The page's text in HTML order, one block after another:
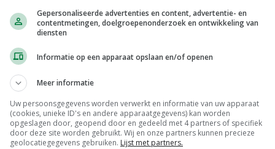
afgedwongen. Het gaat nu in Nederland
van veel banen in en rond de veehouderij kon
het volgende urgente probleem worden', stelt de
Gepersonaliseerde advertenties en content, advertentie- en
contentmetingen, doelgroepenonderzoek en ontwikkeling van
diensten
Informatie op een apparaat opslaan en/of openen
Meer informatie
Uw persoonsgegevens worden verwerkt en informatie van uw apparaat
(cookies, unieke ID's en andere apparaatgegevens) kan worden
opgeslagen door, geopend door en gedeeld met 4 partners of specifiek
door deze site worden gebruikt. Wij en onze partners kunnen precieze
geolocatiegegevens gebruiken. Lijst met partners.